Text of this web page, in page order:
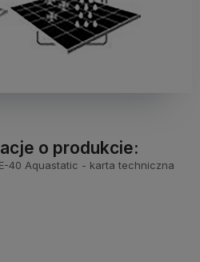
o produkcie:
40 Aquastatic - karta techniczna